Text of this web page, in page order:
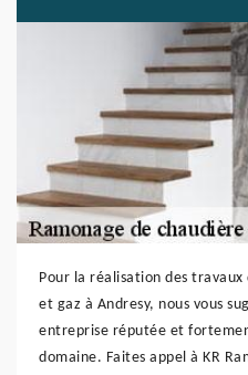
Pour la réalisation des
et gaz à Andresy, nous vous
entreprise réputée et
domaine. Faites appel à KR